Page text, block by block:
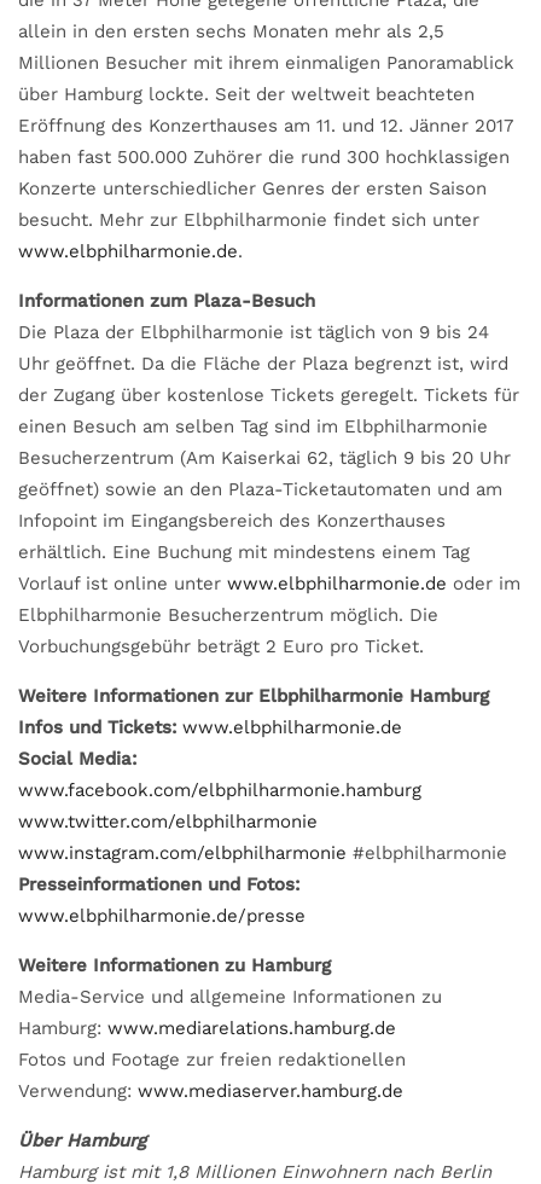
allein in den ersten sechs Monaten mehr als 2,5
Millionen Besucher mit ihrem einmaligen Panoramablick
über Hamburg lockte. Seit der weltweit beachteten
Eröffnung des Konzerthauses am 11. und 12. Jänner 2017
haben fast 500.000 Zuhörer die rund 300 hochklassigen
Konzerte unterschiedlicher Genres der ersten Saison
besucht. Mehr zur Elbphilharmonie findet sich unter
www.elbphilharmonie.de.
Informationen zum Plaza-Besuch
Die Plaza der Elbphilharmonie ist täglich von 9 bis 24
Uhr geöffnet. Da die Fläche der Plaza begrenzt ist, wird
der Zugang über kostenlose Tickets geregelt. Tickets für
einen Besuch am selben Tag sind im Elbphilharmonie
Besucherzentrum (Am Kaiserkai 62, täglich 9 bis 20 Uhr
geöffnet) sowie an den Plaza-Ticketautomaten und am
Infopoint im Eingangsbereich des Konzerthauses
erhältlich. Eine Buchung mit mindestens einem Tag
Vorlauf ist online unter www.elbphilharmonie.de oder im
Elbphilharmonie Besucherzentrum möglich. Die
Vorbuchungsgebühr beträgt 2 Euro pro Ticket.
Weitere Informationen zur Elbphilharmonie Hamburg
Infos und Tickets: www.elbphilharmonie.de
Social Media:
www.facebook.com/elbphilharmonie.hamburg
www.twitter.com/elbphilharmonie
www.instagram.com/elbphilharmonie #elbphilharmonie
Presseinformationen und Fotos:
www.elbphilharmonie.de/presse
Weitere Informationen zu Hamburg
Media-Service und allgemeine Informationen zu
Hamburg: www.mediarelations.hamburg.de
Fotos und Footage zur freien redaktionellen
Verwendung: www.mediaserver.hamburg.de
Über Hamburg
Hamburg ist mit 1,8 Millionen Einwohnern nach Berlin